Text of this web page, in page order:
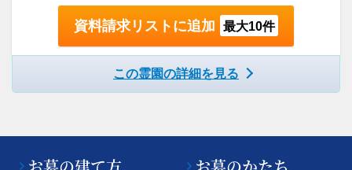
資料請求リストに追加 最大10件
この霊園の詳細を見る